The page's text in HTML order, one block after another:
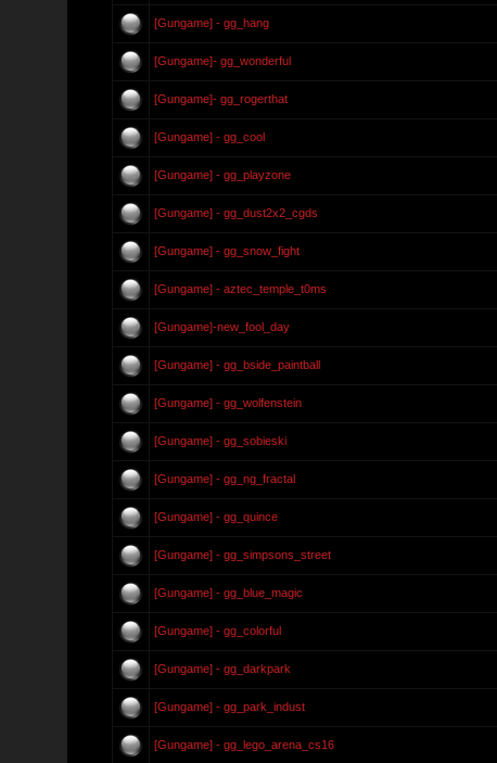
[Gungame] - gg_hang
[Gungame]- gg_wonderful
[Gungame]- gg_rogerthat
[Gungame] - gg_cool
[Gungame] - gg_playzone
[Gungame] - gg_dust2x2_cgds
[Gungame] - gg_snow_fight
[Gungame] - aztec_temple_t0ms
[Gungame]-new_fool_day
[Gungame] - gg_bside_paintball
[Gungame] - gg_wolfenstein
[Gungame] - gg_sobieski
[Gungame] - gg_ng_fractal
[Gungame] - gg_quince
[Gungame] - gg_simpsons_street
[Gungame] - gg_blue_magic
[Gungame] - gg_colorful
[Gungame] - gg_darkpark
[Gungame] - gg_park_indust
[Gungame] - gg_lego_arena_cs16